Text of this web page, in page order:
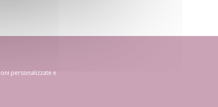
personalizzate e